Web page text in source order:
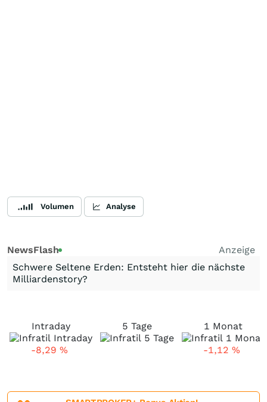
Volumen Analyse
NewsFlash
Anzeige
Schwere Seltene Erden: Entsteht hier die nächste
Milliardenstory?
Intraday
-8,29 %
5 Tage 1 Monat
-1,12 %